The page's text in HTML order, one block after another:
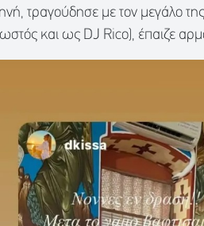
τραγούδησε με τον μεγάλο
και ως DJ Rico), έπαιζε